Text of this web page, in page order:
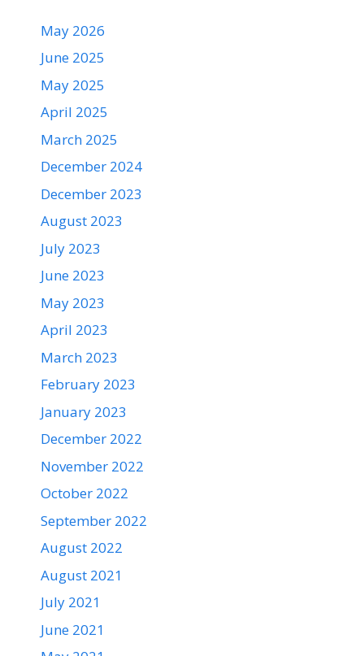
May 2026
June 2025
May 2025
April 2025
March 2025
December 2024
December 2023
August 2023
July 2023
June 2023
May 2023
April 2023
March 2023
February 2023
January 2023
December 2022
November 2022
October 2022
September 2022
August 2022
August 2021
July 2021
June 2021